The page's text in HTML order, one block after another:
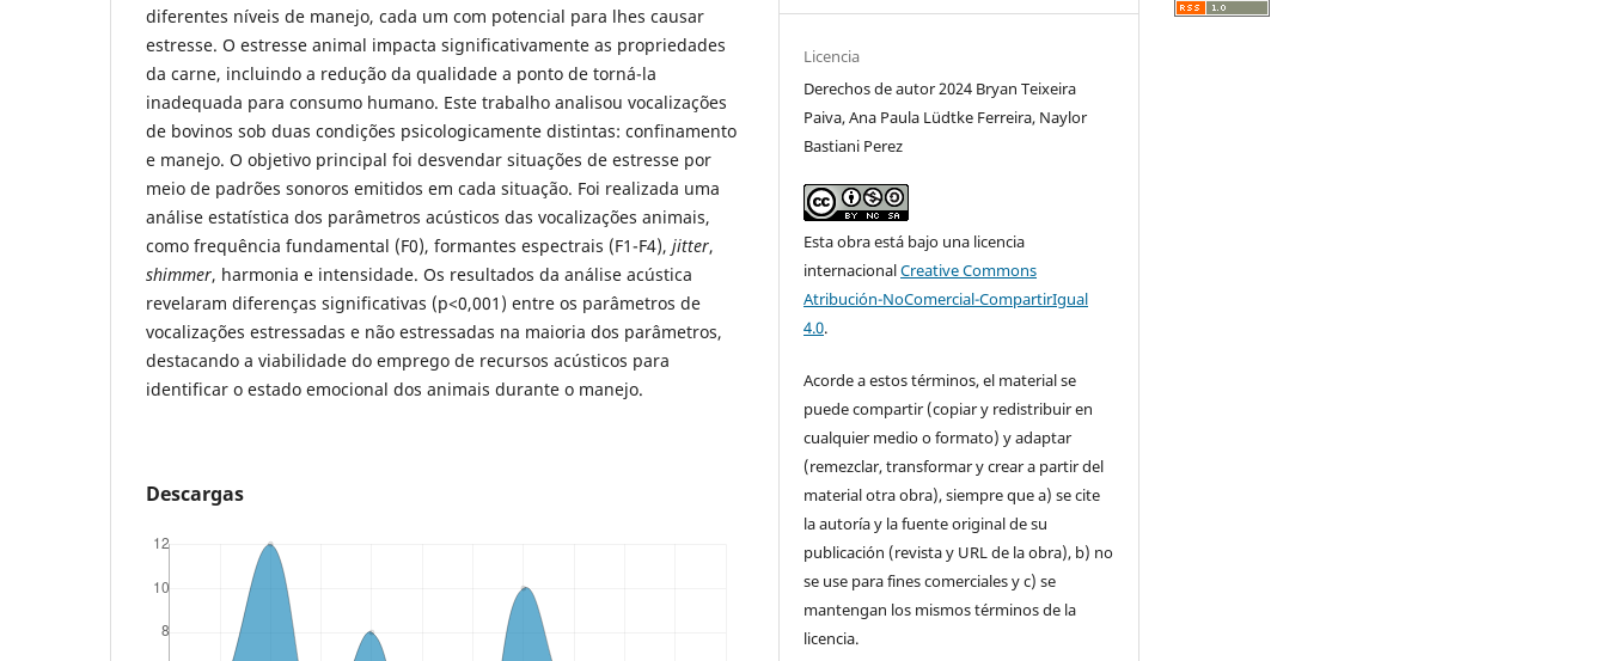
diferentes níveis de manejo, cada um com potencial para lhes causar
estresse. O estresse animal impacta significativamente as propriedades
da carne, incluindo a redução da qualidade a ponto de torná-la
inadequada para consumo humano. Este trabalho analisou vocalizações
de bovinos sob duas condições psicologicamente distintas: confinamento
e manejo. O objetivo principal foi desvendar situações de estresse por
meio de padrões sonoros emitidos em cada situação. Foi realizada uma
análise estatística dos parâmetros acústicos das vocalizações animais,
como frequência fundamental (F0), formantes espectrais (F1-F4), jitter,
shimmer, harmonia e intensidade. Os resultados da análise acústica
revelaram diferenças significativas (p<0,001) entre os parâmetros de
vocalizações estressadas e não estressadas na maioria dos parâmetros,
destacando a viabilidade do emprego de recursos acústicos para
identificar o estado emocional dos animais durante o manejo.
Descargas
Licencia
Derechos de autor 2024 Bryan Teixeira
Paiva, Ana Paula Lüdtke Ferreira, Naylor
Bastiani Perez
Esta obra está bajo una licencia
internacionalCreative Commons
Atribución-NoComercial-CompartirIgual
4.0.
Acorde a estos términos, el material se
puede compartir (copiar y redistribuir en
cualquier medio o formato) y adaptar
(remezclar, transformar y crear a partir del
material otra obra), siempre que a) se cite
la autoría y la fuente original de su
publicación (revista y URL de la obra), b) no
se use para fines comerciales y c) se
mantengan los mismos términos de la
licencia.